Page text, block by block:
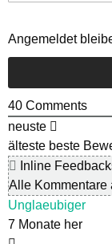
Angemeldet
40 Comments
neuste
älteste beste
Inline
Alle Kommentare
Unglaeubiger
7 Monate her